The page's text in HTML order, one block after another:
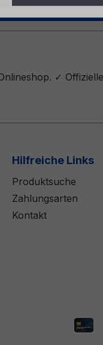
In den Warenkorb
✓
Hilfreiche Links
Produktsuche
Zahlungsarten
Kontakt